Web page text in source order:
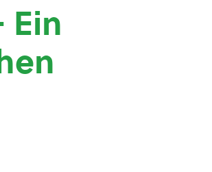
Ein